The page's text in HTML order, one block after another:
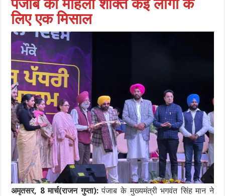
पंजाब की महिला शक्ति कई लोगों के
लिए एक मिसाल
अमृतसर, 8 मार्च(राजन गुप्ता):पंजाब के मुख्यमंत्री भगवंत सिंह मान ने